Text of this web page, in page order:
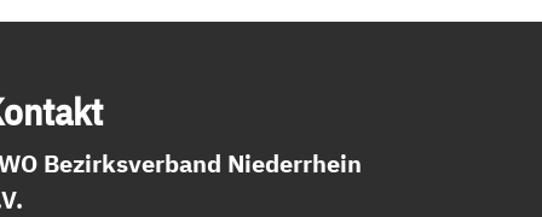
Bezirksverband Niederrhein